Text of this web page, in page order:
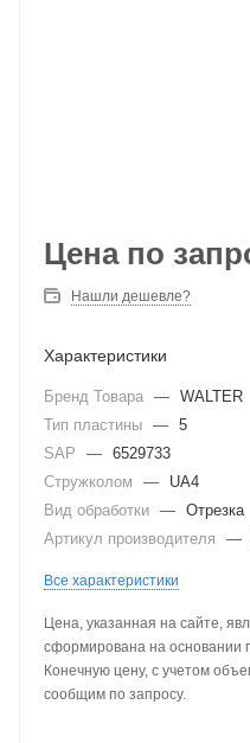
Цена по
Нашли дешевле?
Характеристики
Бренд Товара — WALTER
Тип пластины — 5
SAP
— 6529733
Стружколом
—
UA4
Вид обработки — Отрезка
Артикул производителя
—
Все характеристики
Цена, указанная на сайте,
сформирована на основании
Конечную цену, с учетом
сообщим по запросу.